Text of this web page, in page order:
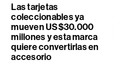
Las tarjetas
coleccionables ya
mueven US$30.000
millones y esta marca
quiere convertirlas en
accesorio